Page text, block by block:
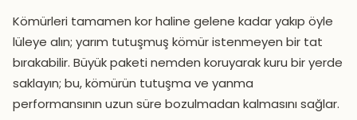
Kömürleri tamamen kor haline gelene kadar yakıp öyle
lüleye alın; yarım tutuşmuş kömür istenmeyen bir tat
bırakabilir. Büyük paketi nemden koruyarak kuru bir yerde
saklayın; bu, kömürün tutuşma ve yanma
performansının uzun süre bozulmadan kalmasını sağlar.